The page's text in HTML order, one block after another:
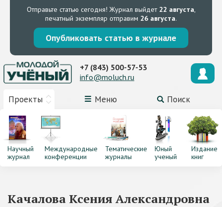
Отправьте статью сегодня! Журнал выйдет 22 августа,
печатный экземпляр отправим 26 августа.
Опубликовать статью в журнале
Проекты Меню Поиск
+7 (843) 500-57-53
info@moluch.ru
Научный
журнал
Международные
конференции
Тематические
журналы
Юный
ученый
Издание
книг
Качалова Ксения Александровна